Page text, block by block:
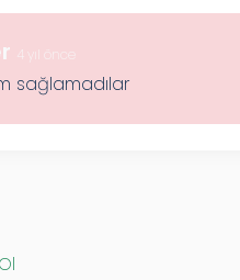
4 yıl önce
sağlamadılar